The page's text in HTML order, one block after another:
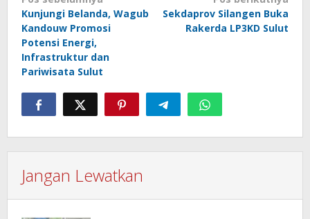
pos
Kunjungi Belanda, Wagub
Kandouw Promosi
Potensi Energi,
Infrastruktur dan
Pariwisata Sulut
Sekdaprov Silangen Buka
Rakerda LP3KD Sulut
Jangan Lewatkan